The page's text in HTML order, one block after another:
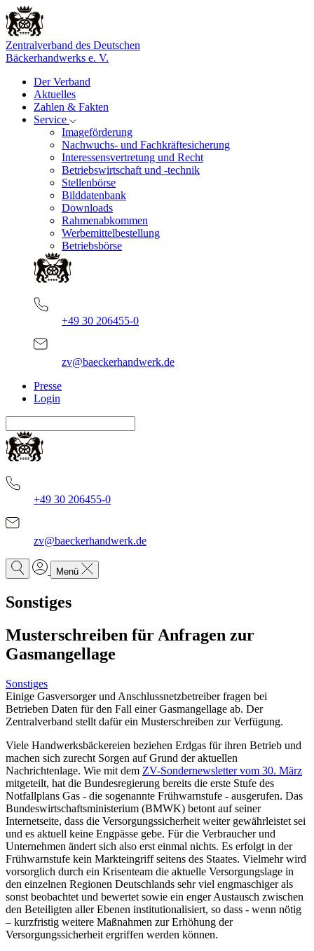
Zentralverband des Deutschen
Bäckerhandwerks e. V.
Der Verband
Aktuelles
Zahlen & Fakten
Service
Imageförderung
Nachwuchs- und Fachkräftesicherung
Interessensvertretung und Recht
Betriebswirtschaft und -technik
Stellenbörse
Bilddatenbank
Downloads
Rahmenabkommen
Werbemittelbestellung
Betriebsbörse
+49 30 206455-0
zv@baeckerhandwerk.de
Presse
Login
+49 30 206455-0
zv@baeckerhandwerk.de
Menü
Sonstiges
Musterschreiben für Anfragen zur
Gasmangellage
Sonstiges
Einige Gasversorger und Anschlussnetzbetreiber fragen bei
Betrieben Daten für den Fall einer Gasmangellage ab. Der
Zentralverband stellt dafür ein Musterschreiben zur Verfügung.
Viele Handwerksbäckereien beziehen Erdgas für ihren Betrieb und
machen sich zurecht Sorgen auf Grund der aktuellen
Nachrichtenlage. Wie mit dem ZV-Sondernewsletter vom 30. März
mitgeteilt, hat die Bundesregierung bereits die erste Stufe des
Notfallplans Gas - die sogenannte Frühwarnstufe - ausgerufen. Das
Bundeswirtschaftsministerium (BMWK) betont auf seiner
Internetseite, dass die Versorgungssicherheit weiter gewährleistet sei
und es aktuell keine Engpässe gebe. Für die Verbraucher und
Unternehmen ändert sich also erst einmal nichts. Es erfolgt in der
Frühwarnstufe kein Markteingriff seitens des Staates. Vielmehr wird
vorsorglich durch ein Krisenteam die aktuelle Versorgungslage in
den einzelnen Regionen Deutschlands sehr viel engmaschiger als
sonst beobachtet und bewertet sowie ein enger Austausch zwischen
den Beteiligten aller Ebenen institutionalisiert, so dass - wenn nötig
– kurzfristig weitere Maßnahmen zur Erhöhung der
Versorgungssicherheit ergriffen werden können.